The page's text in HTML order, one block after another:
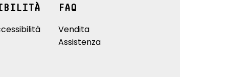
FAQ
Vendita
Assistenza